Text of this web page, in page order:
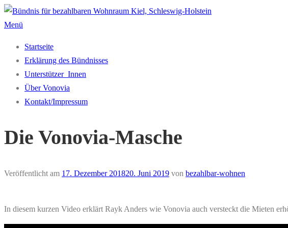
Zum
Inhalt
Menü
Startseite
Erklärung des Bündnisses
Unterstützer_Innen
Über Vonovia
Kontakt/Impressum
Die Vonovia-Masche
Veröffentlicht am 17. Dezember 201820. Juni 2019 von bezahlbar-wohnen
In diesem kurzen Video erklärt Rayk Anders wie Vonovia auch versteckt die Mieten